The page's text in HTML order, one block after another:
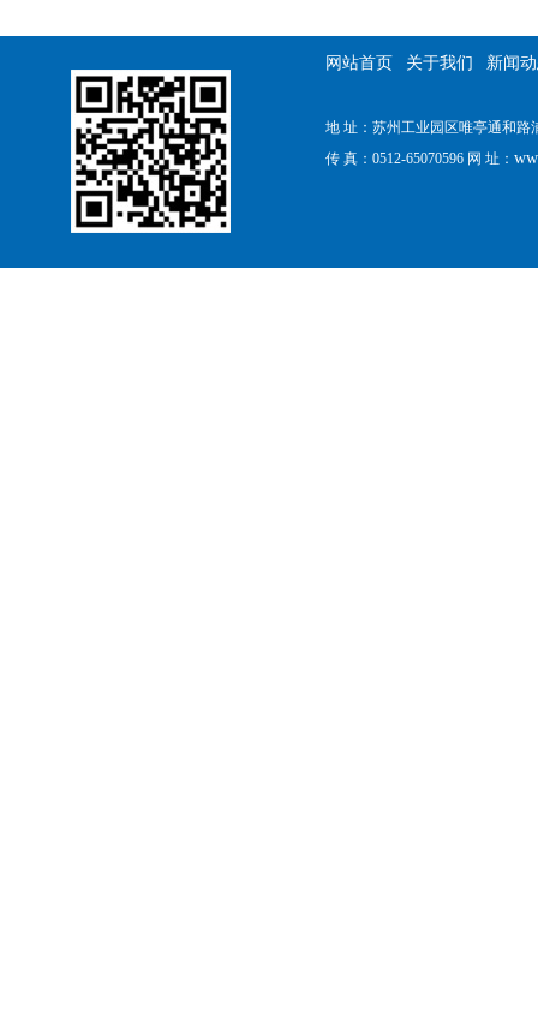
网站首页 关于我们 新闻
地 址：苏州工业园区唯亭通和路
传 真：0512-65070596 网 址：